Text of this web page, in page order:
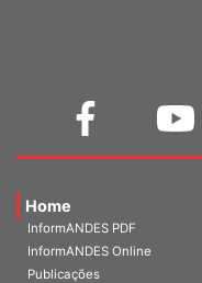
Home
InformANDES PDF
InformANDES Online
Publicações